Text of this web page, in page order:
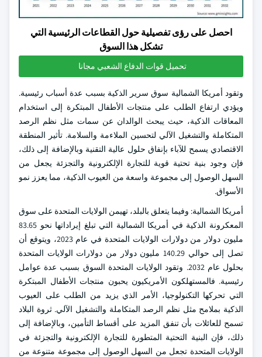
احصل على رؤى تفصيلية حول القطاعات الرئيسية التي
تشكل هذا السوق
تحميل قوات الدفاع الشعبي مجانا
وتقود أمريكا الشمالية سوق سرير الذكية بسبب عدة أسباب رئيسية.
ويؤدي ارتفاع الطلب على منتجات الأطفال المبتكرة إلى استخدام
المعاقات الذكية، حيث يبحث الوالدان عن سمات مثل نظم الرصد
المتكاملة والتشغيل الآلي لتحسين الملاءمة والسلامة. تأثير المنطقة
الاقتصادي يسمح للآباء بإنفاق حلول عالية التقنية وبالإضافة إلى ذلك،
فإن وجود بنية تحتية قوية للتجارة الإلكترونية والتجزئة يجعل من
السهل الوصول إلى مجموعة واسعة من العيوب الذكية، مما يعزز نمو
الأسواق.
أمريكا الشمالية: وفيما يتعلق بالبلد، تهيمن الولايات المتحدة على سوق
المعكرونة الذكية في أمريكا الشمالية التي تبلغ إيراداتها نحو 83.65
مليون دولار من دولارات الولايات المتحدة في عام 2023، ويتوقع أن
تصل إلى حوالي 140.29 مليون دولار من دولارات الولايات المتحدة
بحلول عام 2032. وتقود الولايات المتحدة السوق بسبب عدة عوامل
رئيسية. فالمستهلكون الأمريكيون يحبون منتجات الأطفال المبتكرة
التي تحركها التكنولوجيا، الأمر الذي يزيد من الطلب على العيوب
الذكية بملامح مثل نظم الرصد المتكاملة والتشغيل الآلي. ثروة البلاد
تسمح للعائلات بأن تنفق المزيد على أقساط التأمين، وبالإضافة إلى
ذلك، فإن البنية التحتية المتطورة للتجارة الإلكترونية والتجزئة في
الولايات المتحدة تجعل من السهل الوصول إلى مجموعة متنوعة من